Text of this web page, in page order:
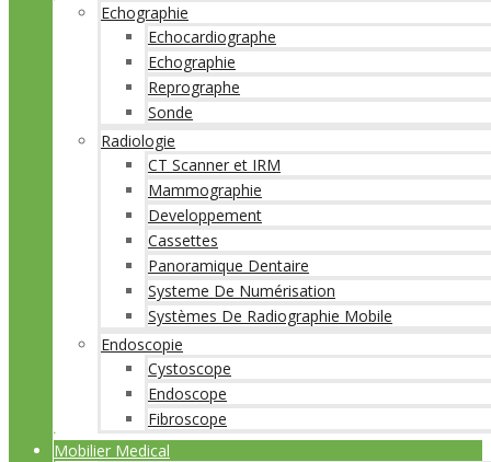
Echographie
Echocardiographe
Echographie
Reprographe
Sonde
Radiologie
CT Scanner et IRM
Mammographie
Developpement
Cassettes
Panoramique Dentaire
Systeme De Numérisation
Systèmes De Radiographie Mobile
Endoscopie
Cystoscope
Endoscope
Fibroscope
Mobilier Medical